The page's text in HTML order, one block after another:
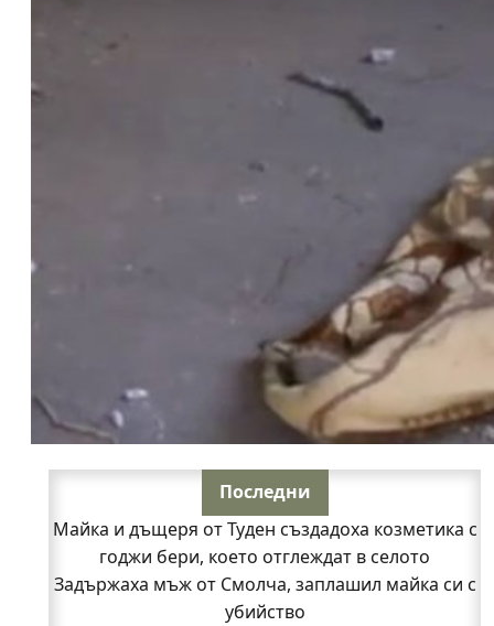
Последни
Майка и дъщеря от Туден създадоха козметика с
годжи бери, което отглеждат в селото
Задържаха мъж от Смолча, заплашил майка си с
убийство